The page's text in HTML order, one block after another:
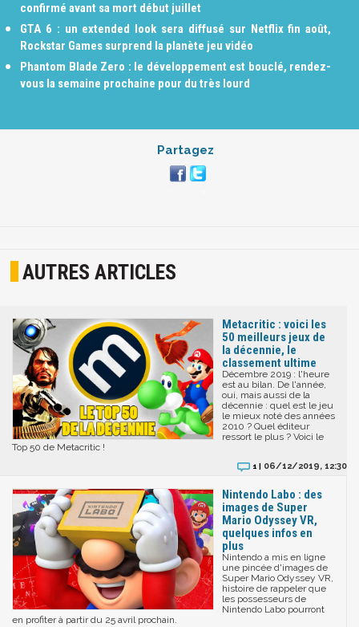
confirmé avant sa mort début juillet
GTA 6 : un extended look sera diffusé sur Netflix fin août,
Rockstar Games surprend la planète jeu vidéo
Phantom Blade Zero : le développement est bouclé, rendez-
vous la semaine prochaine pour du très lourd
Partagez
AUTRES ARTICLES
Metacritic : voici les
50 meilleurs jeux de
la décennie, le
classement ultime
Décembre 2019 : l'heure
est au bilan. De l'année,
oui, mais aussi de la
décennie : quel est le jeu
le mieux noté des années
2010 ? Quel éditeur
ressort le plus ? Voici le
Top 50 de Metacritic !
1 | 06/12/2019, 12:30
Nintendo Labo : des
images de Super
Mario Odyssey VR,
quelques infos en
plus
Nintendo a mis en ligne
une pincée d'images de
Super Mario Odyssey VR,
histoire de rappeler que
les possesseurs de
Nintendo Labo pourront
en profiter à partir du 25 avril prochain.